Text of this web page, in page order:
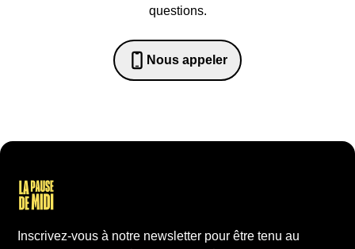
questions.
Nous appeler
0652698481
Inscrivez-vous à notre newsletter pour être tenu au